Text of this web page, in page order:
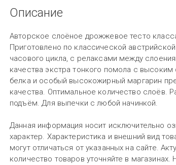
Описание
Авторское слоёное дрожжевое тесто
Приготовлено по классической австрийской
часового цикла, с релаксами между
качества экстра тонкого помола с
белка и особый высокожирный маргарин
качества. Оптимальное количество слоёв.
подъём. Для выпечки с любой начинкой.
Данная информация носит исключительно
характер. Характеристика и внешний вид
могут отличаться от указанных на сайте.
количество товаров уточняйте в магазинах.